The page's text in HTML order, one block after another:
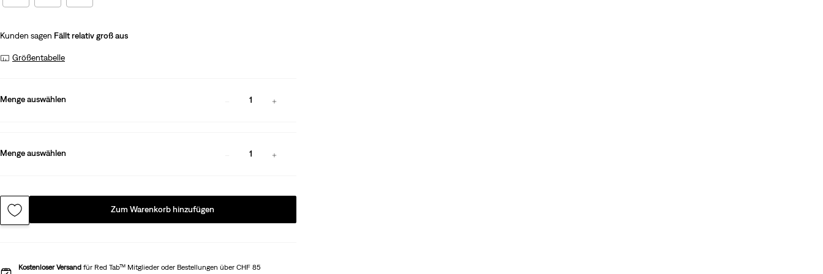
Kunden sagen Fällt relativ groß aus
Größentabelle
Menge auswählen 1
Menge auswählen 1
Zum Warenkorb hinzufügen
Kostenloser Versand für Red Tab™ Mitglieder oder Bestellungen über CHF 85